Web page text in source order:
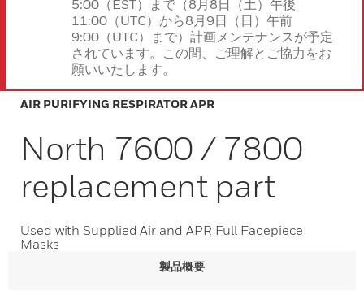
5:00（EST）まで（8月8日（土）午後
11:00（UTC）から8月9日（日）午前
9:00（UTC）まで）計画メンテナンスが予定
されています。この間、ご理解とご協力をお
願いいたします。
AIR PURIFYING RESPIRATOR APR
North 7600 / 7800
replacement part
Used with Supplied Air and APR Full Facepiece
Masks
製品概要